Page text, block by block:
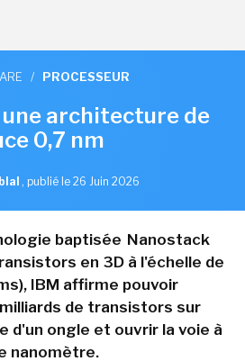
/ PROCESSEUR
une architecture de
0,7 nm
, publié le 26 Juin 2026
baptisée Nanostack
en 3D à l'échelle de
IBM affirme pouvoir
de transistors sur
d'un ongle et ouvrir la voie à
nanomètre.